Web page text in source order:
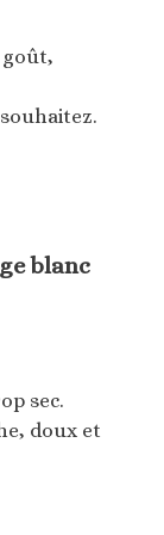
goût,
blanc
sec.
doux et